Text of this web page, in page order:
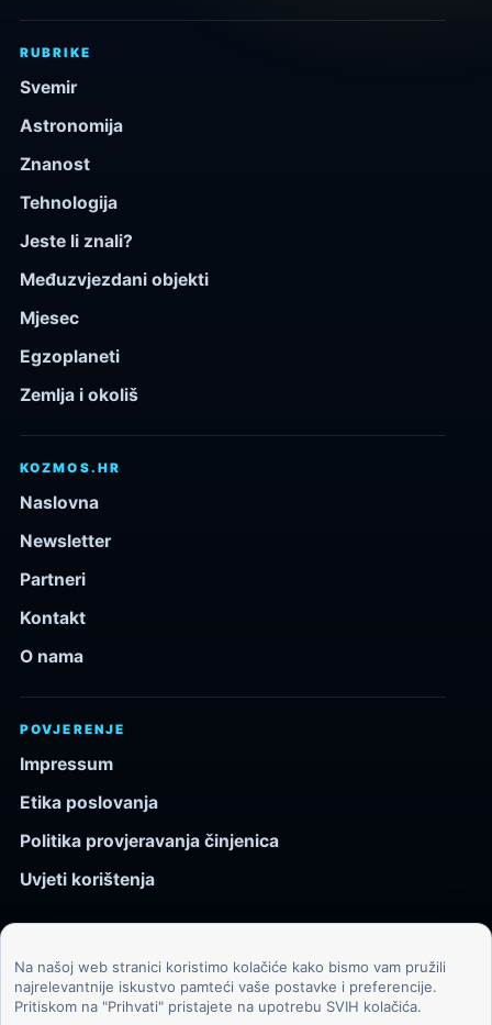
RUBRIKE
Svemir
Astronomija
Znanost
Tehnologija
Jeste li znali?
Međuzvjezdani objekti
Mjesec
Egzoplaneti
Zemlja i okoliš
KOZMOS.HR
Naslovna
Newsletter
Partneri
Kontakt
O nama
POVJERENJE
Impressum
Etika poslovanja
Politika provjeravanja činjenica
Uvjeti korištenja
© 2026 Kozmos.hr. Sva prava pridržana.
Svemir, znanost, tehnologija i velike ideje za znatiželjne
Na našoj web stranici koristimo kolačiće kako bismo vam pružili
najrelevantnije iskustvo pamteći vaše postavke i preferencije.
Pritiskom na "Prihvati" pristajete na upotrebu SVIH kolačića.